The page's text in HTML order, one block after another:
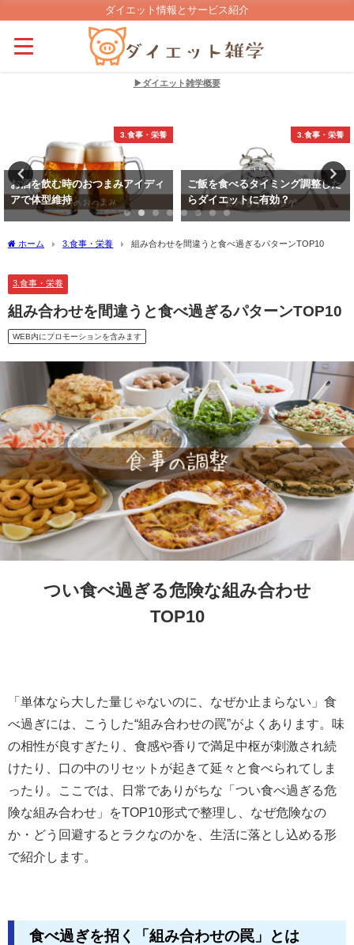
ダイエット情報とサービス紹介
▶ダイエット雑学概要
アイディ
ご飯を食べるタイミング調整した
らダイエットに有効？
身体を温めるとダイエ
高まって良い？
ホーム 3.食事・栄養 組み合わせを間違うと食べ過ぎるパターンTOP10
3.食事・栄養
組み合わせを間違うと食べ過ぎるパターンTOP10
WEB内にプロモーションを含みます
つい食べ過ぎる危険な組み合わせ
TOP10
「単体なら大した量じゃないのに、なぜか止まらない」食
べ過ぎには、こうした“組み合わせの罠”がよくあります。味
の相性が良すぎたり、食感や香りで満足中枢が刺激され続
けたり、口の中のリセットが起きて延々と食べられてしま
ったり。ここでは、日常でありがちな「つい食べ過ぎる危
険な組み合わせ」をTOP10形式で整理し、なぜ危険なの
か・どう回避するとラクなのかを、生活に落とし込める形
で紹介します。
食べ過ぎを招く「組み合わせの罠」とは